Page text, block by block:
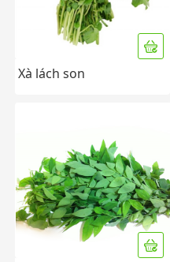
Xà lách son